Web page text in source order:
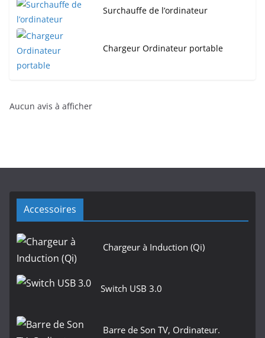
Surchauffe de l’ordinateur
Chargeur Ordinateur portable
Aucun avis à afficher
Accessoires
Chargeur à Induction (Qi)
Switch USB 3.0
Barre de Son TV, Ordinateur.